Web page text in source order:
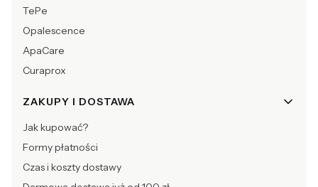
TePe
Opalescence
ApaCare
Curaprox
ZAKUPY I DOSTAWA
Jak kupować?
Formy płatności
Czas i koszty dostawy